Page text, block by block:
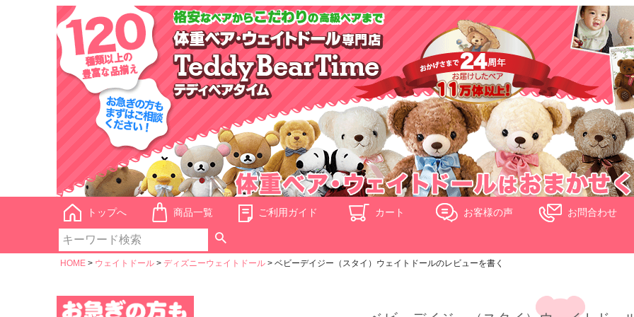
トップへ 商品一覧 ご利用ガイド カート お客様の声 お問合わせ
HOME ウェイトドール ディズニーウェイトドール ベビーデイジー（スタイ）ウェイトドールのレビューを書く